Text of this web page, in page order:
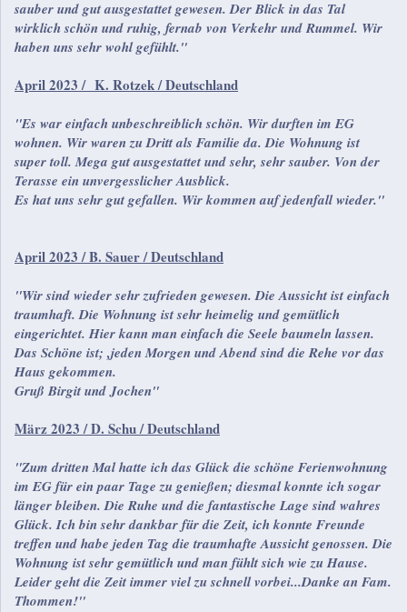
sauber und gut ausgestattet gewesen. Der Blick in das Tal
wirklich schön und ruhig, fernab von Verkehr und Rummel. Wir
haben uns sehr wohl gefühlt."
April 2023 / K. Rotzek / Deutschland
"Es war einfach unbeschreiblich schön. Wir durften im EG
wohnen. Wir waren zu Dritt als Familie da. Die Wohnung ist
super toll. Mega gut ausgestattet und sehr, sehr sauber. Von der
Terasse ein unvergesslicher Ausblick.
Es hat uns sehr gut gefallen. Wir kommen auf jedenfall wieder."
April 2023 / B. Sauer / Deutschland
"Wir sind wieder sehr zufrieden gewesen. Die Aussicht ist einfach
traumhaft. Die Wohnung ist sehr heimelig und gemütlich
eingerichtet. Hier kann man einfach die Seele baumeln lassen.
Das Schöne ist; ,jeden Morgen und Abend sind die Rehe vor das
Haus gekommen.
Gruß Birgit und Jochen"
März 2023 / D. Schu / Deutschland
"Zum dritten Mal hatte ich das Glück die schöne Ferienwohnung
im EG für ein paar Tage zu genießen; diesmal konnte ich sogar
länger bleiben. Die Ruhe und die fantastische Lage sind wahres
Glück. Ich bin sehr dankbar für die Zeit, ich konnte Freunde
treffen und habe jeden Tag die traumhafte Aussicht genossen. Die
Wohnung ist sehr gemütlich und man fühlt sich wie zu Hause.
Leider geht die Zeit immer viel zu schnell vorbei...Danke an Fam.
Thommen!"